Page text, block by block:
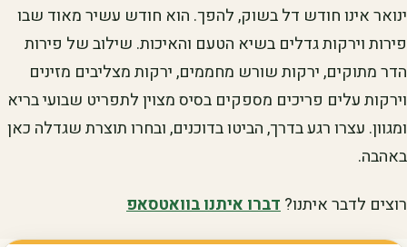
ינואר אינו חודש דל בשוק, להפך. הוא חודש עשיר מאוד שבו
פירות וירקות גדלים בשיא הטעם והאיכות. שילוב של פירות
הדר מתוקים, ירקות שורש מחממים, ירקות מצליבים מזינים
וירקות עלים פריכים מספקים בסיס מצוין לתפריט שבועי בריא
ומגוון. עצרו רגע בדרך, הביטו בדוכנים, ובחרו תוצרת שגדלה כאן
באהבה.
רוצים לדבר איתנו?דברו איתנו בוואטסאפ